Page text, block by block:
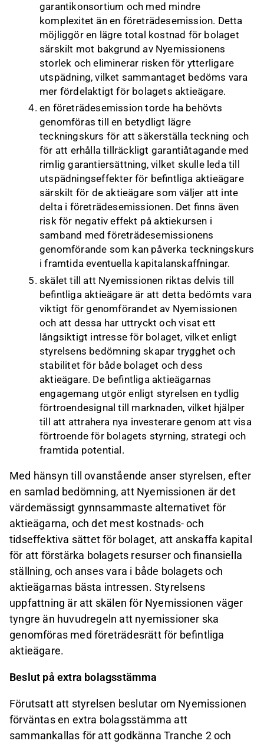
garantikonsortium och med mindre
komplexitet än en företrädesemission. Detta
möjliggör en lägre total kostnad för bolaget
särskilt mot bakgrund av Nyemissionens
storlek och eliminerar risken för ytterligare
utspädning, vilket sammantaget bedöms vara
mer fördelaktigt för bolagets aktieägare.
en företrädesemission torde ha behövts
genomföras till en betydligt lägre
teckningskurs för att säkerställa teckning och
för att erhålla tillräckligt garantiåtagande med
rimlig garantiersättning, vilket skulle leda till
utspädningseffekter för befintliga aktieägare
särskilt för de aktieägare som väljer att inte
delta i företrädesemissionen. Det finns även
risk för negativ effekt på aktiekursen i
samband med företrädesemissionens
genomförande som kan påverka teckningskurs
i framtida eventuella kapitalanskaffningar.
skälet till att Nyemissionen riktas delvis till
befintliga aktieägare är att detta bedömts vara
viktigt för genomförandet av Nyemissionen
och att dessa har uttryckt och visat ett
långsiktigt intresse för bolaget, vilket enligt
styrelsens bedömning skapar trygghet och
stabilitet för både bolaget och dess
aktieägare. De befintliga aktieägarnas
engagemang utgör enligt styrelsen en tydlig
förtroendesignal till marknaden, vilket hjälper
till att attrahera nya investerare genom att visa
förtroende för bolagets styrning, strategi och
framtida potential.
Med hänsyn till ovanstående anser styrelsen, efter
en samlad bedömning, att Nyemissionen är det
värdemässigt gynnsammaste alternativet för
aktieägarna, och det mest kostnads- och
tidseffektiva sättet för bolaget, att anskaffa kapital
för att förstärka bolagets resurser och finansiella
ställning, och anses vara i både bolagets och
aktieägarnas bästa intressen. Styrelsens
uppfattning är att skälen för Nyemissionen väger
tyngre än huvudregeln att nyemissioner ska
genomföras med företrädesrätt för befintliga
aktieägare.
Beslut på extra bolagsstämma
Förutsatt att styrelsen beslutar om Nyemissionen
förväntas en extra bolagsstämma att
sammankallas för att godkänna Tranche 2 och